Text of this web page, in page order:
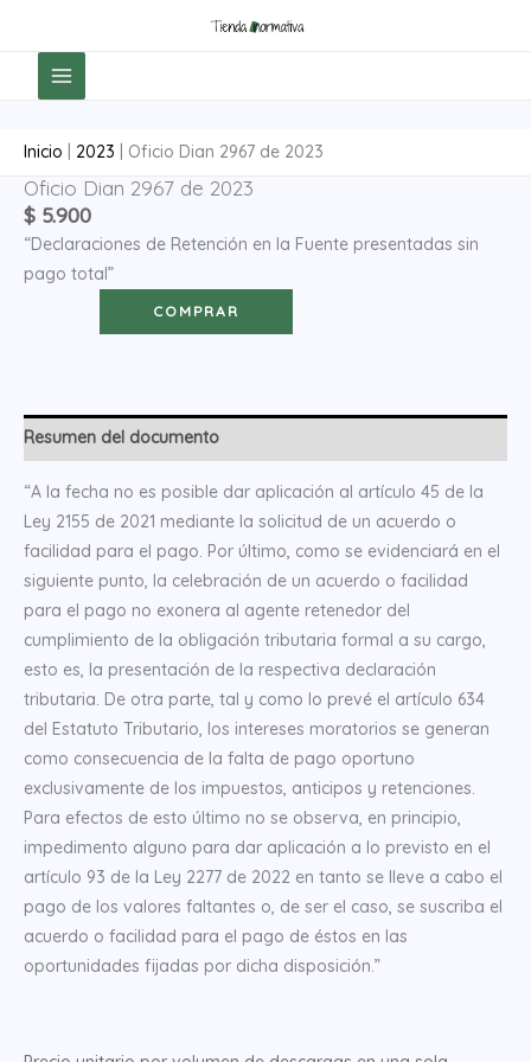
contenido
Inicio 2023 Oficio Dian 2967 de 2023
Oficio Dian 2967 de 2023
$ 5.900
“Declaraciones de Retención en la Fuente presentadas sin
pago total”
Oficio
Dian
2967
de
COMPRAR
Resumen del documento
“A la fecha no es posible dar aplicación al artículo 45 de la
Ley 2155 de 2021 mediante la solicitud de un acuerdo o
facilidad para el pago. Por último, como se evidenciará en el
siguiente punto, la celebración de un acuerdo o facilidad
para el pago no exonera al agente retenedor del
cumplimiento de la obligación tributaria formal a su cargo,
esto es, la presentación de la respectiva declaración
tributaria. De otra parte, tal y como lo prevé el artículo 634
del Estatuto Tributario, los intereses moratorios se generan
como consecuencia de la falta de pago oportuno
exclusivamente de los impuestos, anticipos y retenciones.
Para efectos de esto último no se observa, en principio,
impedimento alguno para dar aplicación a lo previsto en el
artículo 93 de la Ley 2277 de 2022 en tanto se lleve a cabo el
pago de los valores faltantes o, de ser el caso, se suscriba el
acuerdo o facilidad para el pago de éstos en las
oportunidades fijadas por dicha disposición.”